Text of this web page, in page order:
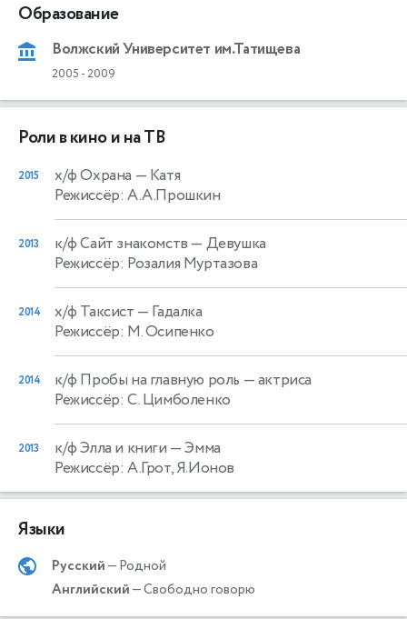
Образование
Волжский Университет им.Татищева
2005 - 2009
Роли в кино и на ТВ
2015 х/ф Охрана — Катя
Режиссёр: А.А.Прошкин
2013 к/ф Сайт знакомств — Девушка
Режиссёр: Розалия Муртазова
2014 х/ф Таксист — Гадалка
Режиссёр: М. Осипенко
2014 к/ф Пробы на главную роль — актриса
Режиссёр: С. Цимболенко
2013 к/ф Элла и книги — Эмма
Режиссёр: А.Грот, Я.Ионов
Языки
Русский— Родной
Английский— Свободно говорю